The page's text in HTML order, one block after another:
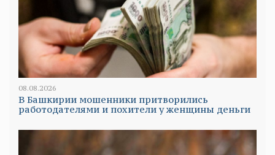
08.08.2026
В Башкирии мошенники притворились
работодателями и похители у женщины деньги